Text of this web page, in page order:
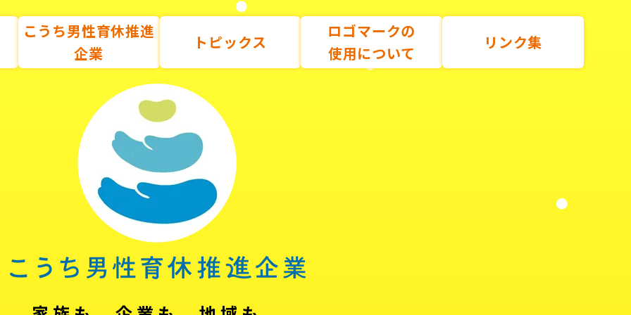
こうち男性育休推進
企業
トピックス
ロゴマークの
使用について
リンク集